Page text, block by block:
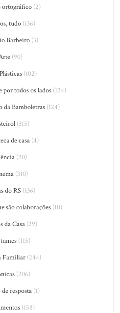
ortográfico(2)
tudo (136)
Barbeiro(3)
(90)
(102)
por todos os lados(124)
da Bamboletras(124)
(315)
de casa(4)
(20)
(310)
do RS(136)
são colaborações (10)
da Casa(29)
(115)
Familiar (244)
(206)
resposta (1)
(158)